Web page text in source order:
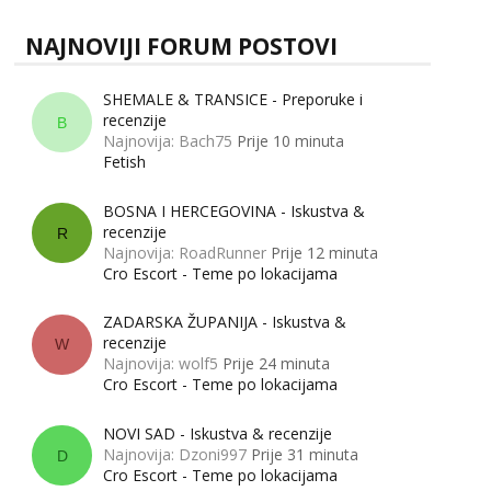
NAJNOVIJI FORUM POSTOVI
B
SHEMALE & TRANSICE - Preporuke i
recenzije
Najnovija: Bach75 Prije 10 minuta
Fetish
R
BOSNA I HERCEGOVINA - Iskustva &
recenzije
Najnovija: RoadRunner Prije 12 minuta
Cro Escort - Teme po lokacijama
W
ZADARSKA ŽUPANIJA - Iskustva &
recenzije
Najnovija: wolf5 Prije 24 minuta
Cro Escort - Teme po lokacijama
D
NOVI SAD - Iskustva & recenzije
Najnovija: Dzoni997 Prije 31 minuta
Cro Escort - Teme po lokacijama